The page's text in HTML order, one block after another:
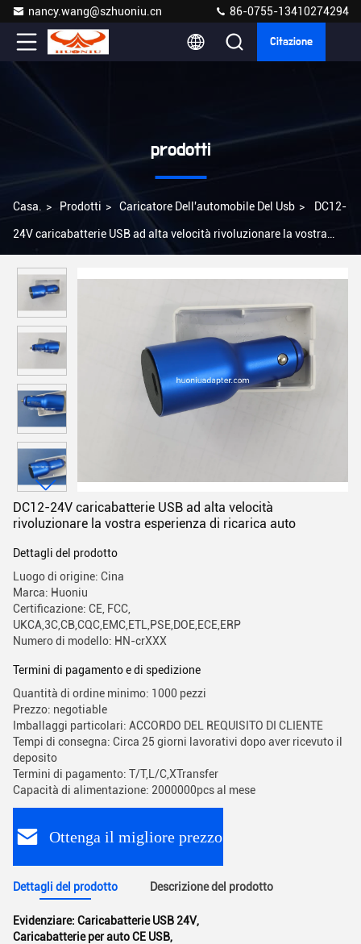
nancy.wang@szhuoniu.cn 86-0755-13410274294
Citazione
prodotti
Casa. > Prodotti > Caricatore Dell'automobile Del Usb > DC12-
24V caricabatterie USB ad alta velocità rivoluzionare la vostra
DC12-24V caricabatterie USB ad alta velocità
rivoluzionare la vostra esperienza di ricarica auto
Dettagli del prodotto
Luogo di origine: Cina
Marca: Huoniu
Certificazione: CE, FCC,
UKCA,3C,CB,CQC,EMC,ETL,PSE,DOE,ECE,ERP
Numero di modello: HN-crXXX
Termini di pagamento e di spedizione
Quantità di ordine minimo: 1000 pezzi
Prezzo: negotiable
Imballaggi particolari: ACCORDO DEL REQUISITO DI CLIENTE
Tempi di consegna: Circa 25 giorni lavorativi dopo aver ricevuto il
deposito
Termini di pagamento: T/T,L/C,XTransfer
Capacità di alimentazione: 2000000pcs al mese
Ottenga il migliore prezzo
Dettagli del prodotto Descrizione del prodotto
Evidenziare: Caricabatterie USB 24V,
Caricabatterie per auto CE USB,